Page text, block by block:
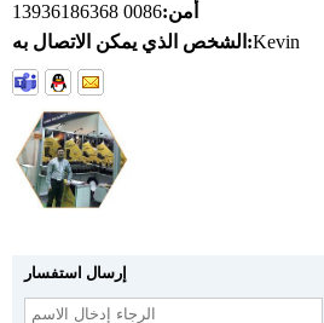
أمن:0086 13936186368
الشخص الذي يمكن الاتصال به:Kevin
إرسال استفسار